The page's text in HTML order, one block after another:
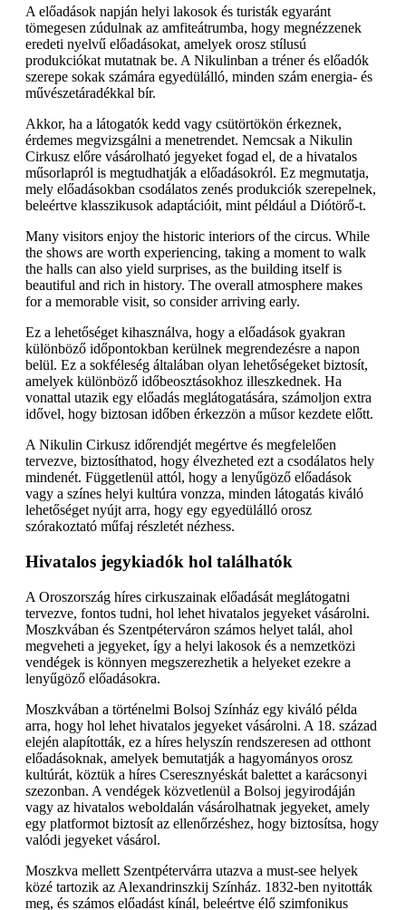
A előadások napján helyi lakosok és turisták egyaránt
tömegesen zúdulnak az amfiteátrumba, hogy megnézzenek
eredeti nyelvű előadásokat, amelyek orosz stílusú
produkciókat mutatnak be. A Nikulinban a tréner és előadók
szerepe sokak számára egyedülálló, minden szám energia- és
művészetáradékkal bír.
Akkor, ha a látogatók kedd vagy csütörtökön érkeznek,
érdemes megvizsgálni a menetrendet. Nemcsak a Nikulin
Cirkusz előre vásárolható jegyeket fogad el, de a hivatalos
műsorlapról is megtudhatják a előadásokról. Ez megmutatja,
mely előadásokban csodálatos zenés produkciók szerepelnek,
beleértve klasszikusok adaptációit, mint például a Diótörő-t.
Many visitors enjoy the historic interiors of the circus. While
the shows are worth experiencing, taking a moment to walk
the halls can also yield surprises, as the building itself is
beautiful and rich in history. The overall atmosphere makes
for a memorable visit, so consider arriving early.
Ez a lehetőséget kihasználva, hogy a előadások gyakran
különböző időpontokban kerülnek megrendezésre a napon
belül. Ez a sokféleség általában olyan lehetőségeket biztosít,
amelyek különböző időbeosztásokhoz illeszkednek. Ha
vonattal utazik egy előadás meglátogatására, számoljon extra
idővel, hogy biztosan időben érkezzön a műsor kezdete előtt.
A Nikulin Cirkusz időrendjét megértve és megfelelően
tervezve, biztosíthatod, hogy élvezheted ezt a csodálatos hely
mindenét. Függetlenül attól, hogy a lenyűgöző előadások
vagy a színes helyi kultúra vonzza, minden látogatás kiváló
lehetőséget nyújt arra, hogy egy egyedülálló orosz
szórakoztató műfaj részletét nézhess.
Hivatalos jegykiadók hol találhatók
A Oroszország híres cirkuszainak előadását meglátogatni
tervezve, fontos tudni, hol lehet hivatalos jegyeket vásárolni.
Moszkvában és Szentpéterváron számos helyet talál, ahol
megveheti a jegyeket, így a helyi lakosok és a nemzetközi
vendégek is könnyen megszerezhetik a helyeket ezekre a
lenyűgöző előadásokra.
Moszkvában a történelmi Bolsoj Színház egy kiváló példa
arra, hogy hol lehet hivatalos jegyeket vásárolni. A 18. század
elején alapították, ez a híres helyszín rendszeresen ad otthont
előadásoknak, amelyek bemutatják a hagyományos orosz
kultúrát, köztük a híres Cseresznyéskát balettet a karácsonyi
szezonban. A vendégek közvetlenül a Bolsoj jegyirodáján
vagy az hivatalos weboldalán vásárolhatnak jegyeket, amely
egy platformot biztosít az ellenőrzéshez, hogy biztosítsa, hogy
valódi jegyeket vásárol.
Moszkva mellett Szentpétervárra utazva a must-see helyek
közé tartozik az Alexandrinszkij Színház. 1832-ben nyitották
meg, és számos előadást kínál, beleértve élő szimfonikus